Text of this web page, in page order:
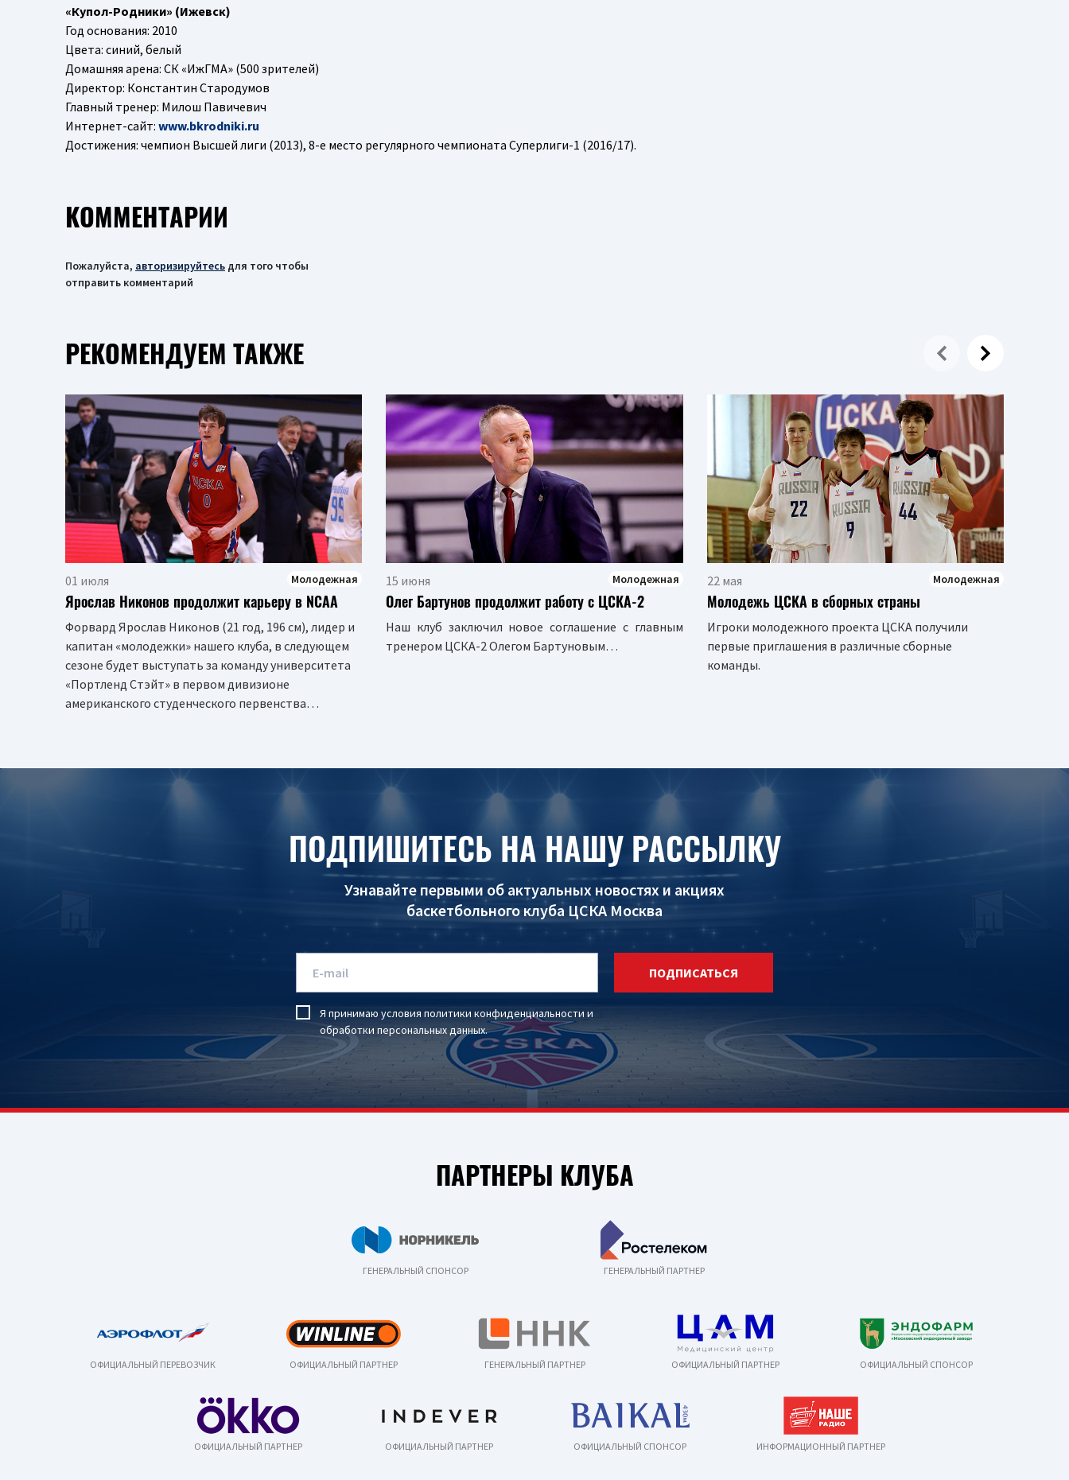
«Купол-Родники» (Ижевск)
Год основания: 2010
Цвета: синий, белый
Домашняя арена: СК «ИжГМА» (500 зрителей)
Директор: Константин Стародумов
Главный тренер: Милош Павичевич
Интернет-сайт: www.bkrodniki.ru
Достижения: чемпион Высшей лиги (2013), 8-е место регулярного чемпионата Суперлиги-1 (2016/17).
КОММЕНТАРИИ
Пожалуйста, авторизируйтесь для того чтобы
отправить комментарий
РЕКОМЕНДУЕМ ТАКЖЕ
01 июля Молодежная
Ярослав Никонов продолжит карьеру в NCAA
Форвард Ярослав Никонов (21 год, 196 см), лидер и
капитан «молодежки» нашего клуба, в следующем
сезоне будет выступать за команду университета
«Портленд Стэйт» в первом дивизионе
американского студенческого первенства…
15 июня Молодежная
Олег Бартунов продолжит работу с ЦСКА-2
Наш клуб заключил новое соглашение с главным
тренером ЦСКА-2 Олегом Бартуновым…
22 мая Молодежная
Молодежь ЦСКА в сборных страны
Игроки молодежного проекта ЦСКА получили
первые приглашения в различные сборные
команды.
ПОДПИШИТЕСЬ НА НАШУ РАССЫЛКУ
Узнавайте первыми об актуальных новостях и акциях
баскетбольного клуба ЦСКА Москва
Я принимаю условия политики конфиденциальности и
обработки персональных данных.
ПОДПИСАТЬСЯ
ПАРТНЕРЫ КЛУБА
ГЕНЕРАЛЬНЫЙ СПОНСОР ГЕНЕРАЛЬНЫЙ ПАРТНЕР
ОФИЦИАЛЬНЫЙ ПЕРЕВОЗЧИК ОФИЦИАЛЬНЫЙ ПАРТНЕР ГЕНЕРАЛЬНЫЙ ПАРТНЕР ОФИЦИАЛЬНЫЙ ПАРТНЕР ОФИЦИАЛЬНЫЙ СПОНСОР
ОФИЦИАЛЬНЫЙ ПАРТНЕР ОФИЦИАЛЬНЫЙ ПАРТНЕР ОФИЦИАЛЬНЫЙ СПОНСОР ИНФОРМАЦИОННЫЙ ПАРТНЕР